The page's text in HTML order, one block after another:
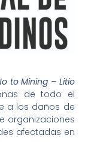
to Mining – Litio
de todo el
a los daños de
organizaciones
afectadas en